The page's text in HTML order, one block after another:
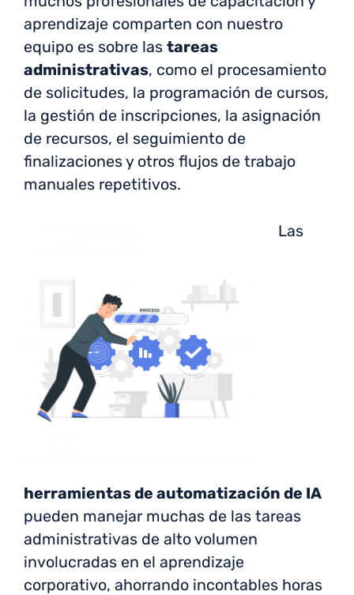
aprendizaje comparten con nuestro
equipo es sobre las tareas
administrativas, como el procesamiento
de solicitudes, la programación de cursos,
la gestión de inscripciones, la asignación
de recursos, el seguimiento de
finalizaciones y otros flujos de trabajo
manuales repetitivos.
Las
herramientas de automatización de IA
pueden manejar muchas de las tareas
administrativas de alto volumen
involucradas en el aprendizaje
corporativo, ahorrando incontables horas